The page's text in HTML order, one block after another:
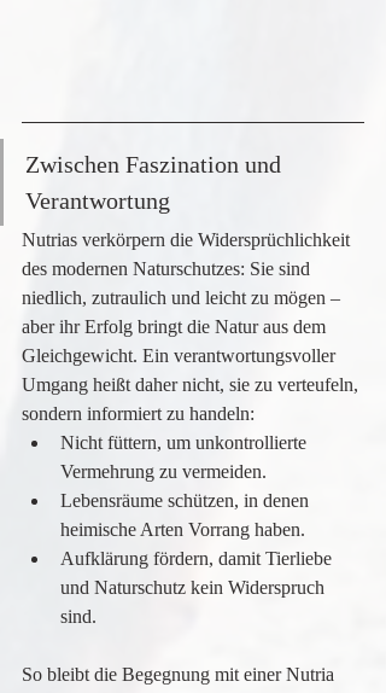
Zwischen Faszination und
Verantwortung
Nutrias verkörpern die Widersprüchlichkeit
des modernen Naturschutzes: Sie sind
niedlich, zutraulich und leicht zu mögen –
aber ihr Erfolg bringt die Natur aus dem
Gleichgewicht. Ein verantwortungsvoller
Umgang heißt daher nicht, sie zu verteufeln,
sondern informiert zu handeln:
Nicht füttern, um unkontrollierte
Vermehrung zu vermeiden.
Lebensräume schützen, in denen
heimische Arten Vorrang haben.
Aufklärung fördern, damit Tierliebe
und Naturschutz kein Widerspruch
sind.
So bleibt die Begegnung mit einer Nutria